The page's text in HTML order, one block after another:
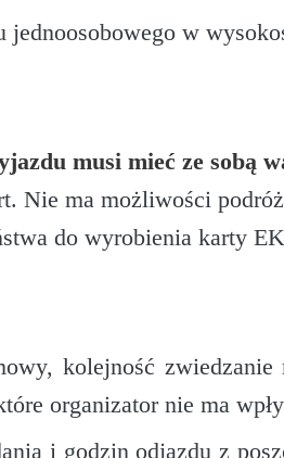
jednoosobowego w
musi mieć ze sobą
Nie ma możliwości
do wyrobienia karty
kolejność
organizator nie ma
i godzin odjazdu z